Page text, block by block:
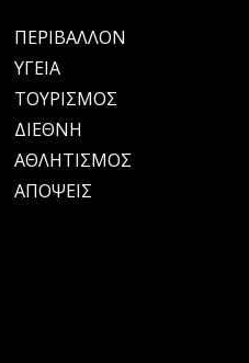
ΠΕΡΙΒΑΛΛΟΝ
ΥΓΕΙΑ
ΤΟΥΡΙΣΜΟΣ
ΔΙΕΘΝΗ
ΑΘΛΗΤΙΣΜΟΣ
ΑΠΟΨΕΙΣ